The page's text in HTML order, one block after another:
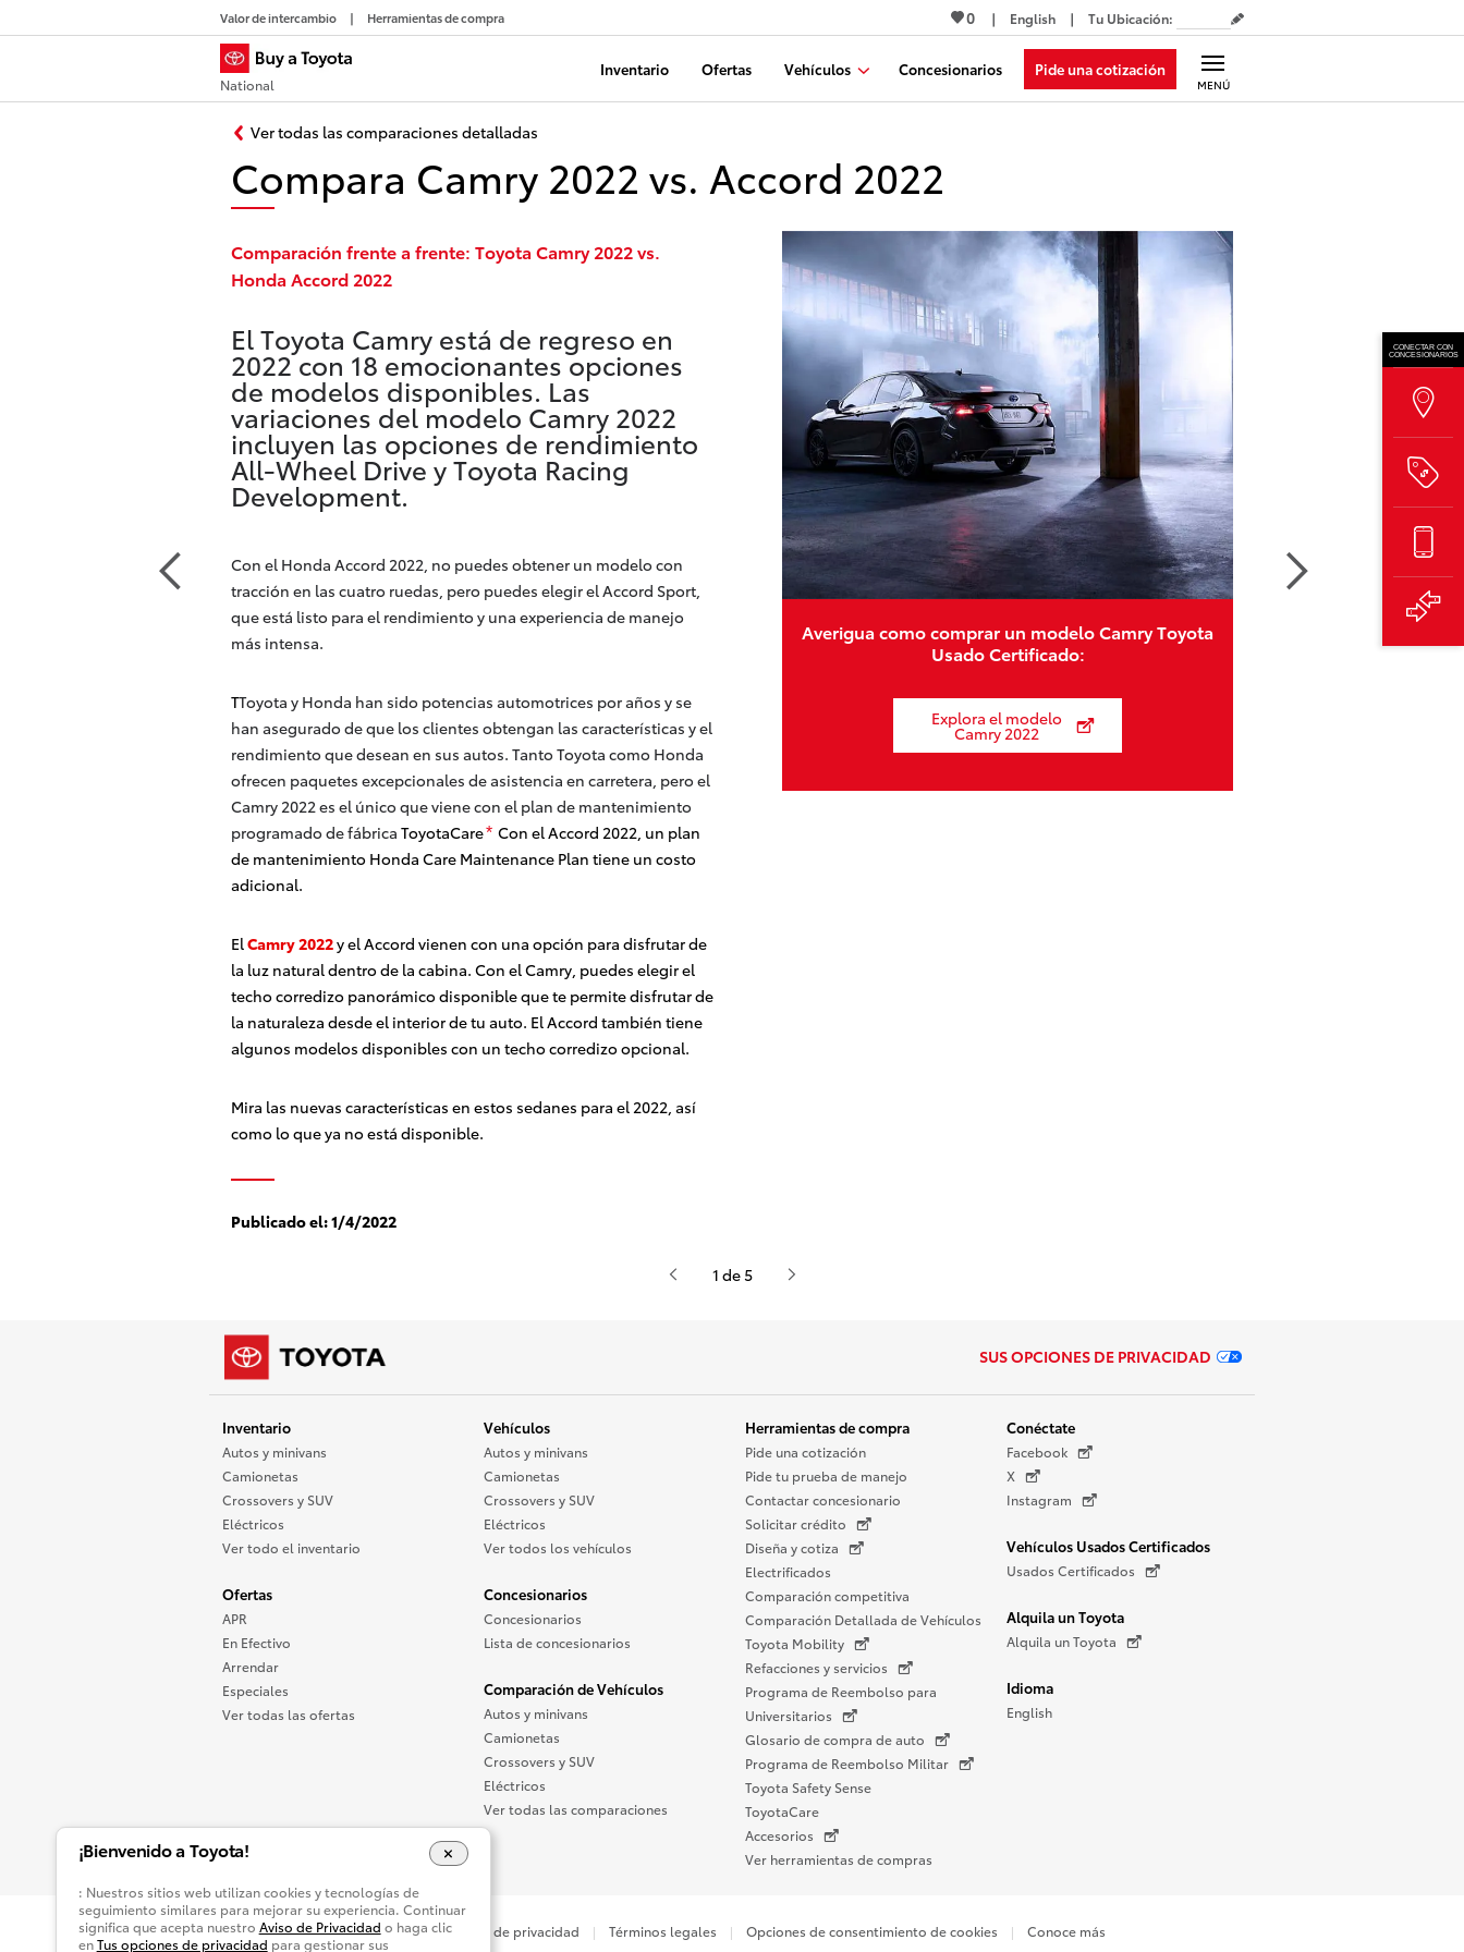
Valor de intercambio Herramientas de compra 0 English Tu Ubicación:
National
Inventario Ofertas Vehículos Concesionarios Pide una cotización
MENÚ
Ver todas las comparaciones detalladas
Compara Camry 2022 vs. Accord 2022
Comparación frente a frente: Toyota Camry 2022 vs.
Honda Accord 2022
El Toyota Camry está de regreso en
2022 con 18 emocionantes opciones
de modelos disponibles. Las
variaciones del modelo Camry 2022
incluyen las opciones de rendimiento
All-Wheel Drive y Toyota Racing
Development.
Con el Honda Accord 2022, no puedes obtener un modelo con
tracción en las cuatro ruedas, pero puedes elegir el Accord Sport,
que está listo para el rendimiento y una experiencia de manejo
más intensa.
TToyota y Honda han sido potencias automotrices por años y se
han asegurado de que los clientes obtengan las características y el
rendimiento que desean en sus autos. Tanto Toyota como Honda
ofrecen paquetes excepcionales de asistencia en carretera, pero el
Camry 2022 es el único que viene con el plan de mantenimiento
programado de fábrica ToyotaCare* Con el Accord 2022, un plan
de mantenimiento Honda Care Maintenance Plan tiene un costo
adicional.
ElCamry 2022y el Accord vienen con una opción para disfrutar de
la luz natural dentro de la cabina. Con el Camry, puedes elegir el
techo corredizo panorámico disponible que te permite disfrutar de
la naturaleza desde el interior de tu auto. El Accord también tiene
algunos modelos disponibles con un techo corredizo opcional.
Mira las nuevas características en estos sedanes para el 2022, así
como lo que ya no está disponible.
Publicado el:1/4/2022
Averigua como comprar un modelo Camry Toyota
Usado Certificado:
Explora el modelo
Camry 2022
1 de 5
SUS OPCIONES DE PRIVACIDAD
Inventario
Autos y minivans
Camionetas
Crossovers y SUV
Eléctricos
Ver todo el inventario
Ofertas
APR
En Efectivo
Arrendar
Especiales
Ver todas las ofertas
Vehículos
Autos y minivans
Camionetas
Crossovers y SUV
Eléctricos
Ver todos los vehículos
Concesionarios
Concesionarios
Lista de concesionarios
Comparación de Vehículos
Autos y minivans
Camionetas
Crossovers y SUV
Eléctricos
Ver todas las comparaciones
Herramientas de compra
Pide una cotización
Pide tu prueba de manejo
Contactar concesionario
Solicitar crédito
Diseña y cotiza
Electrificados
Comparación competitiva
Comparación Detallada de Vehículos
Toyota Mobility
Refacciones y servicios
Programa de Reembolso para
Universitarios
Glosario de compra de auto
Programa de Reembolso Militar
Toyota Safety Sense
ToyotaCare
Accesorios
Ver herramientas de compras
Conéctate
Facebook
X
Instagram
Vehículos Usados Certificados
Usados Certificados
Alquila un Toyota
Alquila un Toyota
Idioma
English
CONECTAR CON
CONCESIONARIOS
Mapa del Sitio Accesibilidad Aviso de privacidad Términos legales Opciones de consentimiento de cookies Conoce más
¡Bienvenido a Toyota!
: Nuestros sitios web utilizan cookies y tecnologías de
seguimiento similares para mejorar su experiencia. Continuar
significa que acepta nuestro Aviso de Privacidad o haga clic
enTus opciones de privacidad para gestionar sus